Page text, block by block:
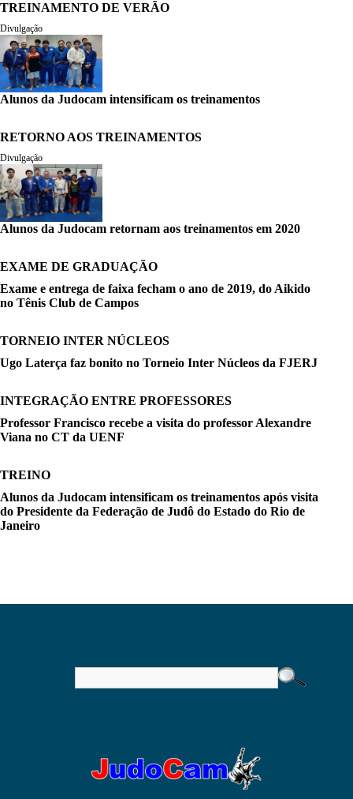
TREINAMENTO DE VERÃO
Divulgação
Alunos da Judocam intensificam os treinamentos
RETORNO AOS TREINAMENTOS
Divulgação
Alunos da Judocam retornam aos treinamentos em 2020
EXAME DE GRADUAÇÃO
Exame e entrega de faixa fecham o ano de 2019, do Aikido
no Tênis Club de Campos
TORNEIO INTER NÚCLEOS
Ugo Laterça faz bonito no Torneio Inter Núcleos da FJERJ
INTEGRAÇÃO ENTRE PROFESSORES
Professor Francisco recebe a visita do professor Alexandre
Viana no CT da UENF
TREINO
Alunos da Judocam intensificam os treinamentos após visita
do Presidente da Federação de Judô do Estado do Rio de
Janeiro